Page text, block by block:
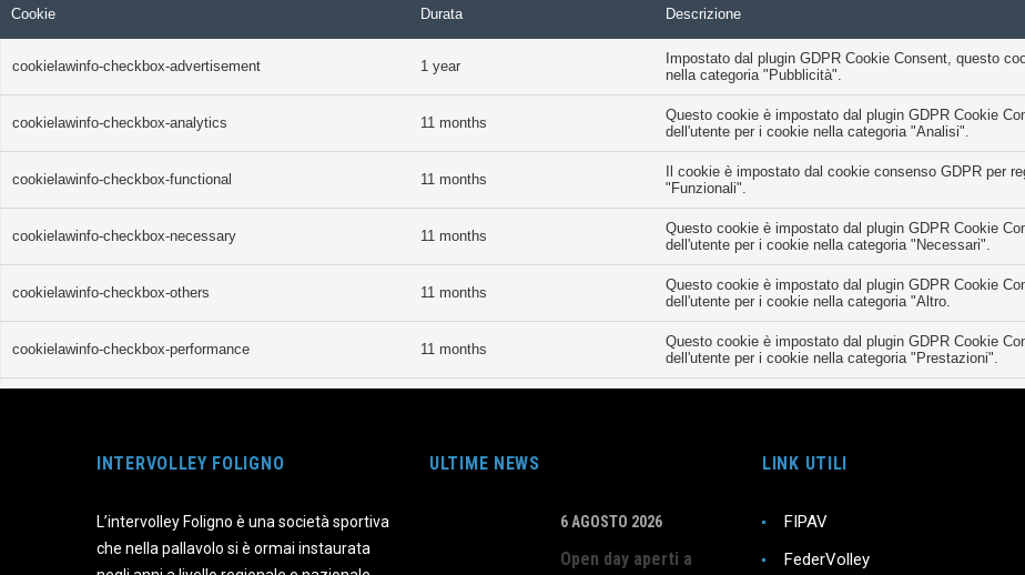
INTERVOLLEY FOLIGNO
L’intervolley Foligno è una società sportiva
che nella pallavolo si è ormai instaurata
ULTIME NEWS
6 AGOSTO 2026
Open day aperti a
LINK UTILI
FIPAV
FederVolley
Cookie Durata Descrizione
cookielawinfo-checkbox-advertisement 1 year
Impostato dal plugin GDPR Cookie Consent, questo
nella categoria "Pubblicità".
cookielawinfo-checkbox-analytics 11 months
Questo cookie è impostato dal plugin GDPR Cookie
dell'utente per i cookie nella categoria "Analisi".
cookielawinfo-checkbox-functional 11 months
Il cookie è impostato dal cookie consenso GDPR per
"Funzionali".
cookielawinfo-checkbox-necessary 11 months
Questo cookie è impostato dal plugin GDPR Cookie
dell'utente per i cookie nella categoria "Necessari".
cookielawinfo-checkbox-others 11 months
Questo cookie è impostato dal plugin GDPR Cookie
dell'utente per i cookie nella categoria "Altro.
cookielawinfo-checkbox-performance 11 months
Questo cookie è impostato dal plugin GDPR Cookie
dell'utente per i cookie nella categoria "Prestazioni".
viewed_cookie_policy 11 months
Il cookie è impostato dal plugin GDPR Cookie
meno all'uso dei cookie. Non memorizza alcun dato
Funzionali